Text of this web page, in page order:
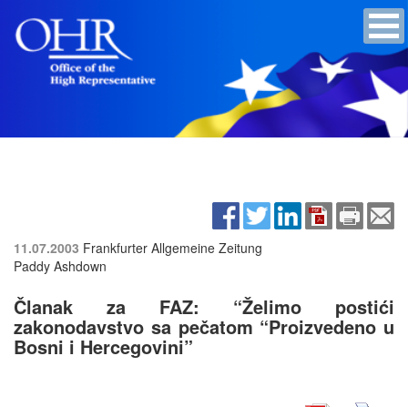
11.07.2003 Frankfurter Allgemeine Zeitung
Paddy Ashdown
Članak za FAZ: “Želimo postići
zakonodavstvo sa pečatom “Proizvedeno u
Bosni i Hercegovini”